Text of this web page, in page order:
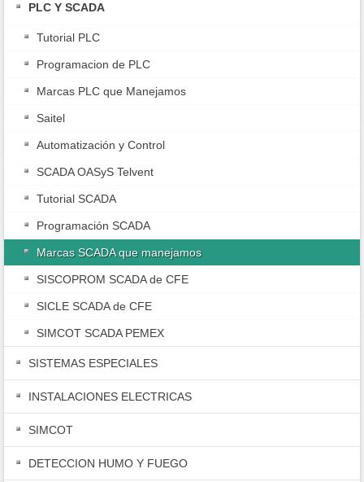
PLC Y SCADA
Tutorial PLC
Programacion de PLC
Marcas PLC que Manejamos
Saitel
Automatización y Control
SCADA OASyS Telvent
Tutorial SCADA
Programación SCADA
Marcas SCADA que manejamos
SISCOPROM SCADA de CFE
SICLE SCADA de CFE
SIMCOT SCADA PEMEX
SISTEMAS ESPECIALES
INSTALACIONES ELECTRICAS
SIMCOT
DETECCION HUMO Y FUEGO